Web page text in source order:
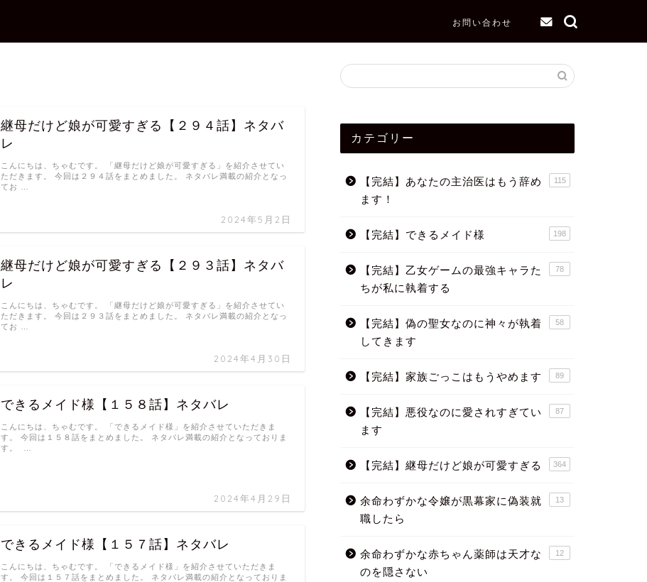
お問い合わせ
継母だけど娘が可愛すぎる【２９４話】ネタバ
レ
2024年5月2日
こんにちは、ちゃむです。 「継母だけど娘が可愛すぎる」を紹介させてい
ただきます。 今回は２９４話をまとめました。 ネタバレ満載の紹介となっ
てお …
継母だけど娘が可愛すぎる【２９３話】ネタバ
レ
2024年4月30日
こんにちは、ちゃむです。 「継母だけど娘が可愛すぎる」を紹介させてい
ただきます。 今回は２９３話をまとめました。 ネタバレ満載の紹介となっ
てお …
できるメイド様【１５８話】ネタバレ
2024年4月29日
こんにちは、ちゃむです。 「できるメイド様」を紹介させていただきま
す。 今回は１５８話をまとめました。 ネタバレ満載の紹介となっておりま
す。 …
できるメイド様【１５７話】ネタバレ
こんにちは、ちゃむです。 「できるメイド様」を紹介させていただきま
す。 今回は１５７話をまとめました。 ネタバレ満載の紹介となっておりま
カテゴリー
【完結】あなたの主治医はもう辞め
ます！
115
【完結】できるメイド様 198
【完結】乙女ゲームの最強キャラた
ちが私に執着する
78
【完結】偽の聖女なのに神々が執着
してきます
58
【完結】家族ごっこはもうやめます 89
【完結】悪役なのに愛されすぎてい
ます
87
【完結】継母だけど娘が可愛すぎる 364
余命わずかな令嬢が黒幕家に偽装就
職したら
13
余命わずかな赤ちゃん薬師は天才な
のを隠さない
12